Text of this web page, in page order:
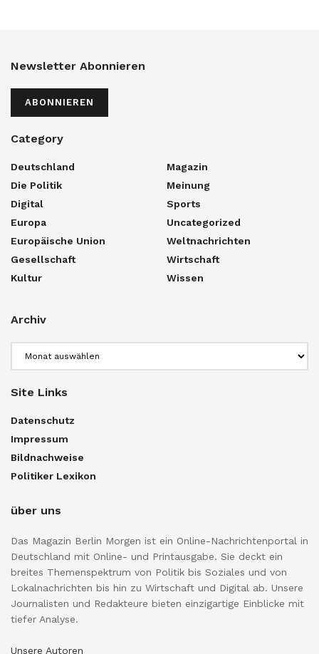
Newsletter Abonnieren
ABONNIEREN
Category
Deutschland
Die Politik
Digital
Europa
Europäische Union
Gesellschaft
Kultur
Magazin
Meinung
Sports
Uncategorized
Weltnachrichten
Wirtschaft
Wissen
Archiv
Site Links
Datenschutz
Impressum
Bildnachweise
Politiker Lexikon
über uns
Das Magazin Berlin Morgen ist ein Online-Nachrichtenportal in
Deutschland mit Online- und Printausgabe. Sie deckt ein
breites Themenspektrum von Politik bis Soziales und von
Lokalnachrichten bis hin zu Wirtschaft und Digital ab. Unsere
Journalisten und Redakteure bieten einzigartige Einblicke mit
tiefer Analyse.
Unsere Autoren